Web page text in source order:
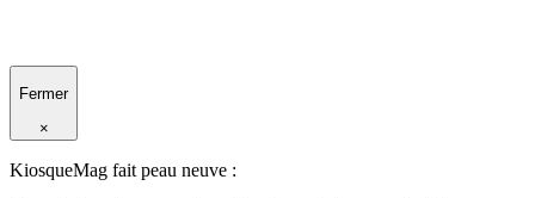
Fermer
×
KiosqueMag fait peau neuve :